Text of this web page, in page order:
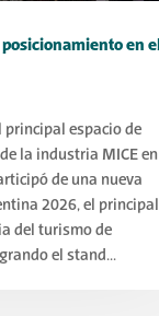
en el
principal espacio de
la industria MICE en
de una nueva
2026, el principal
del turismo de
el stand...